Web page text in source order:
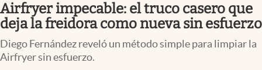
Columnistas
Otras secciones
Apertura
Airfryer impecable: el truco casero que
deja la freidora como nueva sin esfuerzo
Diego Fernández reveló un método simple para limpiar la
Airfryer sin esfuerzo.